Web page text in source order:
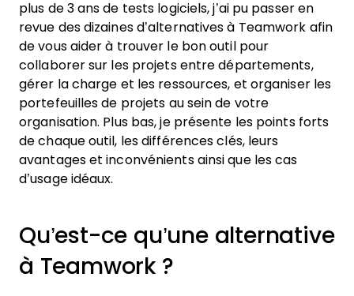
plus de 3 ans de tests logiciels, j’ai pu passer en
revue des dizaines d’alternatives à Teamwork afin
de vous aider à trouver le bon outil pour
collaborer sur les projets entre départements,
gérer la charge et les ressources, et organiser les
portefeuilles de projets au sein de votre
organisation. Plus bas, je présente les points forts
de chaque outil, les différences clés, leurs
avantages et inconvénients ainsi que les cas
d’usage idéaux.
Qu’est-ce qu’une alternative
à Teamwork ?